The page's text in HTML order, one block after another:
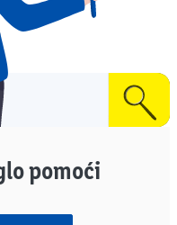
pomoći